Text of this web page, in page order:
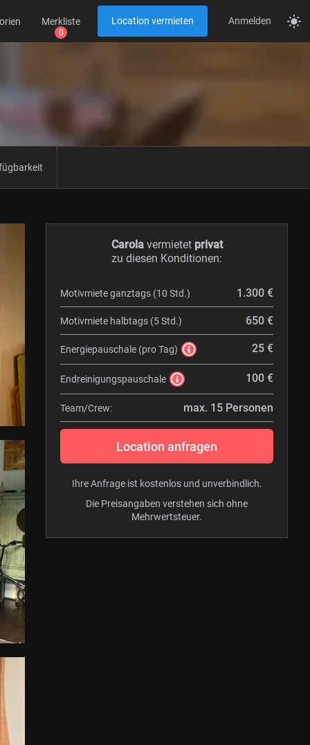
Merkliste Location vermieten Anmelden
Carolavermietet privat
zu diesen Konditionen:
Motivmiete ganztags (10 Std.) 1.300 €
Motivmiete halbtags (5 Std.) 650 €
Energiepauschale (pro Tag) 25 €
Endreinigungspauschale 100 €
Team/Crew: max. 15 Personen
Location anfragen
Ihre Anfrage ist kostenlos und unverbindlich.
Die Preisangaben verstehen sich ohne
Mehrwertsteuer.